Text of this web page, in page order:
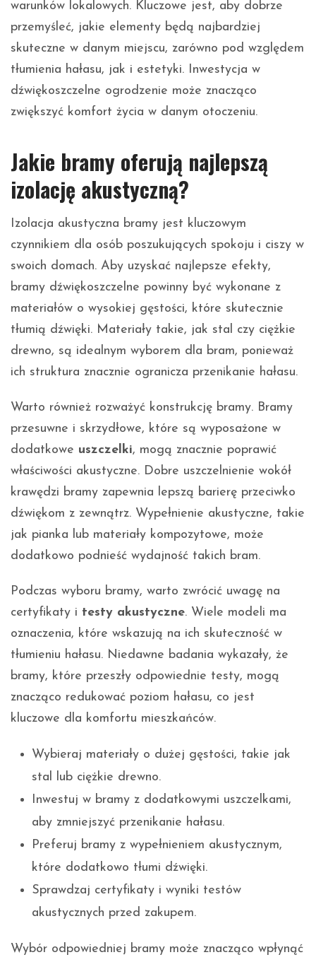
warunków lokalowych. Kluczowe jest, aby dobrze
przemyśleć, jakie elementy będą najbardziej
skuteczne w danym miejscu, zarówno pod względem
tłumienia hałasu, jak i estetyki. Inwestycja w
dźwiękoszczelne ogrodzenie może znacząco
zwiększyć komfort życia w danym otoczeniu.
Jakie bramy oferują najlepszą
izolację akustyczną?
Izolacja akustyczna bramy jest kluczowym
czynnikiem dla osób poszukujących spokoju i ciszy w
swoich domach. Aby uzyskać najlepsze efekty,
bramy dźwiękoszczelne powinny być wykonane z
materiałów o wysokiej gęstości, które skutecznie
tłumią dźwięki. Materiały takie, jak stal czy ciężkie
drewno, są idealnym wyborem dla bram, ponieważ
ich struktura znacznie ogranicza przenikanie hałasu.
Warto również rozważyć konstrukcję bramy. Bramy
przesuwne i skrzydłowe, które są wyposażone w
dodatkowe uszczelki, mogą znacznie poprawić
właściwości akustyczne. Dobre uszczelnienie wokół
krawędzi bramy zapewnia lepszą barierę przeciwko
dźwiękom z zewnątrz. Wypełnienie akustyczne, takie
jak pianka lub materiały kompozytowe, może
dodatkowo podnieść wydajność takich bram.
Podczas wyboru bramy, warto zwrócić uwagę na
certyfikaty i testy akustyczne. Wiele modeli ma
oznaczenia, które wskazują na ich skuteczność w
tłumieniu hałasu. Niedawne badania wykazały, że
bramy, które przeszły odpowiednie testy, mogą
znacząco redukować poziom hałasu, co jest
kluczowe dla komfortu mieszkańców.
Wybieraj materiały o dużej gęstości, takie jak
stal lub ciężkie drewno.
Inwestuj w bramy z dodatkowymi uszczelkami,
aby zmniejszyć przenikanie hałasu.
Preferuj bramy z wypełnieniem akustycznym,
które dodatkowo tłumi dźwięki.
Sprawdzaj certyfikaty i wyniki testów
akustycznych przed zakupem.
Wybór odpowiedniej bramy może znacząco wpłynąć